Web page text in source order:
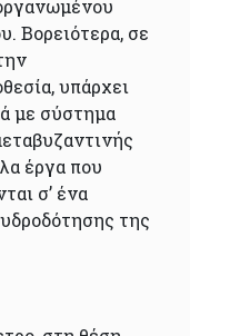
Βορειότερα, σε
υπάρχει
με σύστημα
έργα που
σ’ ένα
της